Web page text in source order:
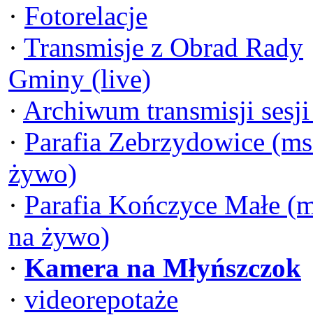
· Fotorelacje
· Transmisje z Obrad Rady
Gminy (live)
· Archiwum transmisji
· Parafia Zebrzydowice
żywo)
· Parafia Kończyce Małe
na żywo)
· Kamera na Młyńszczok
· videorepotaże